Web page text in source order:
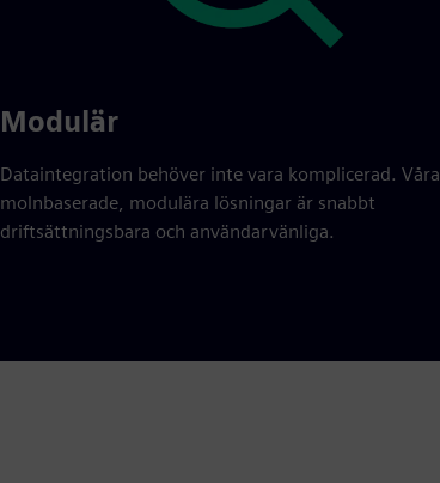
Modulär
Dataintegration behöver inte vara komplicerad. Våra
molnbaserade, modulära lösningar är snabbt
driftsättningsbara och användarvänliga.